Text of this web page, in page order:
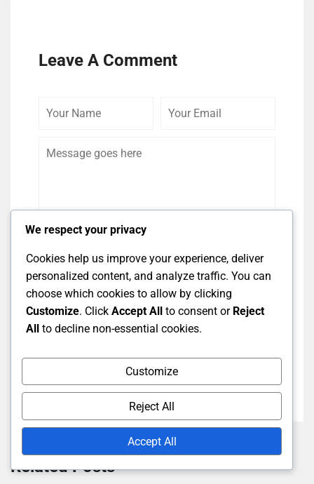
Leave A Comment
Save my name, email, and website in this
browser for the next time I comment.
Post Comment
Related Posts
We respect your privacy
Cookies help us improve your experience, deliver
personalized content, and analyze traffic. You can
choose which cookies to allow by clicking
Customize. Click Accept All to consent or Reject
All to decline non-essential cookies.
Customize
Reject All
Accept All